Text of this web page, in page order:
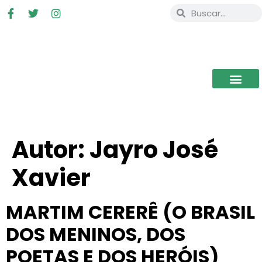
Autor:Jayro José
Xavier
MARTIM CERERÊ (O BRASIL
DOS MENINOS, DOS
POETAS E DOS HERÓIS)